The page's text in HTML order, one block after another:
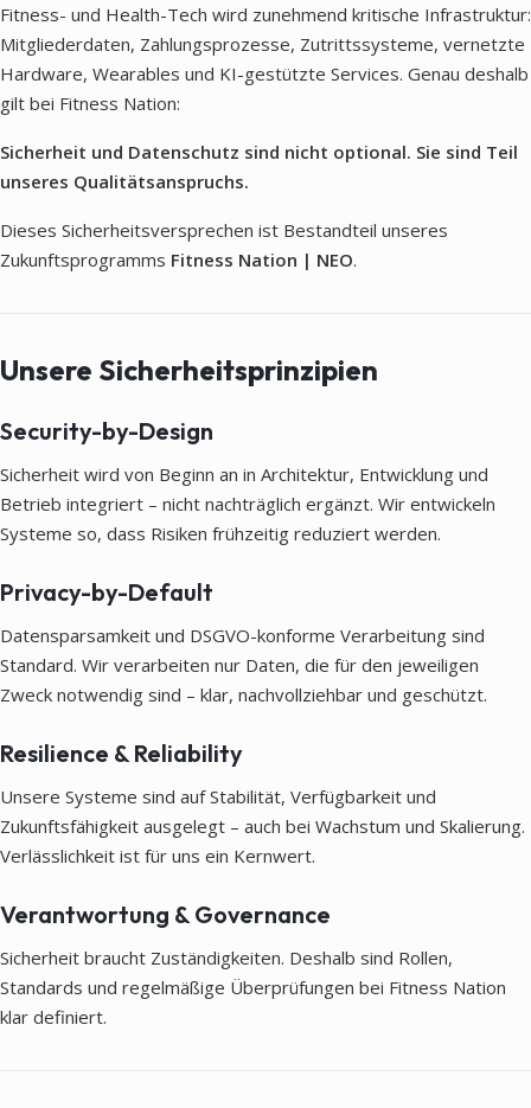
Fitness- und Health-Tech wird zunehmend kritische Infrastruktur:
Mitgliederdaten, Zahlungsprozesse, Zutrittssysteme, vernetzte
Hardware, Wearables und KI-gestützte Services. Genau deshalb
gilt bei Fitness Nation:
Sicherheit und Datenschutz sind nicht optional. Sie sind Teil
unseres Qualitätsanspruchs.
Dieses Sicherheitsversprechen ist Bestandteil unseres
Zukunftsprogramms Fitness Nation | NEO.
Unsere Sicherheitsprinzipien
Security-by-Design
Sicherheit wird von Beginn an in Architektur, Entwicklung und
Betrieb integriert – nicht nachträglich ergänzt. Wir entwickeln
Systeme so, dass Risiken frühzeitig reduziert werden.
Privacy-by-Default
Datensparsamkeit und DSGVO-konforme Verarbeitung sind
Standard. Wir verarbeiten nur Daten, die für den jeweiligen
Zweck notwendig sind – klar, nachvollziehbar und geschützt.
Resilience & Reliability
Unsere Systeme sind auf Stabilität, Verfügbarkeit und
Zukunftsfähigkeit ausgelegt – auch bei Wachstum und Skalierung.
Verlässlichkeit ist für uns ein Kernwert.
Verantwortung & Governance
Sicherheit braucht Zuständigkeiten. Deshalb sind Rollen,
Standards und regelmäßige Überprüfungen bei Fitness Nation
klar definiert.